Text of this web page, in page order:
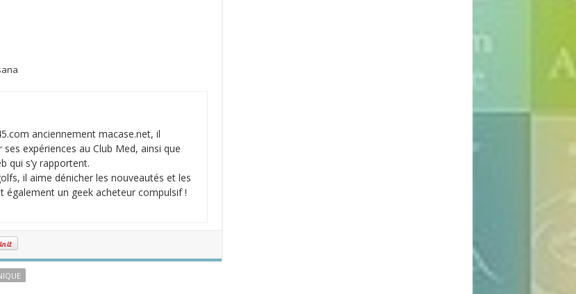
anciennement macase.net, il
expériences au Club Med, ainsi que
qui s’y rapportent.
il aime dénicher les nouveautés et les
également un geek acheteur compulsif !